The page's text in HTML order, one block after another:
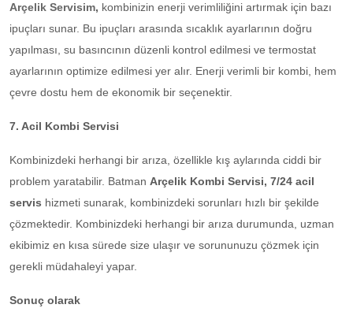
Arçelik Servisim, kombinizin enerji verimliliğini artırmak için bazı
ipuçları sunar. Bu ipuçları arasında sıcaklık ayarlarının doğru
yapılması, su basıncının düzenli kontrol edilmesi ve termostat
ayarlarının optimize edilmesi yer alır. Enerji verimli bir kombi, hem
çevre dostu hem de ekonomik bir seçenektir.
7. Acil Kombi Servisi
Kombinizdeki herhangi bir arıza, özellikle kış aylarında ciddi bir
problem yaratabilir. Batman Arçelik Kombi Servisi, 7/24 acil
servis hizmeti sunarak, kombinizdeki sorunları hızlı bir şekilde
çözmektedir. Kombinizdeki herhangi bir arıza durumunda, uzman
ekibimiz en kısa sürede size ulaşır ve sorununuzu çözmek için
gerekli müdahaleyi yapar.
Sonuç olarak